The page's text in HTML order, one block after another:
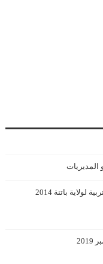
باتنة 2014